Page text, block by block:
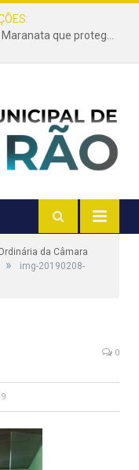
Projeto de autoria do presidente Gessé Maranata que protege as estradas vicinais de Trairão é transformado em lei
da Câmara
»
img-20190208-
0